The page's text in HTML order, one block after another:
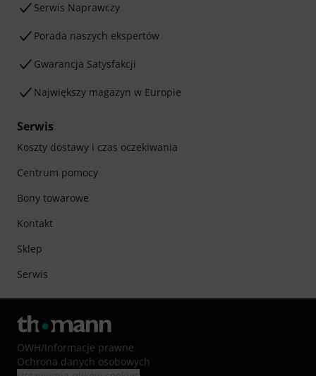
Serwis Naprawczy
Porada naszych ekspertów
Gwarancja Satysfakcji
Największy magazyn w Europie
Serwis
Koszty dostawy i czas oczekiwania
Centrum pomocy
Bony towarowe
Kontakt
Sklep
Serwis
OWH/Informacje prawne
Ochrona danych osobowych